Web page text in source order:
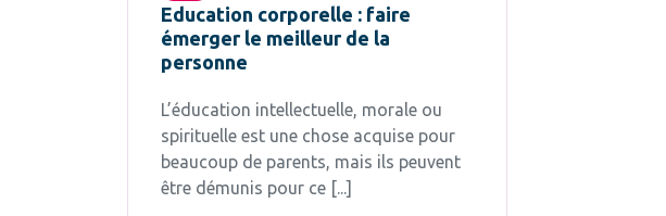
Education corporelle : faire
émerger le meilleur de la
personne
L’éducation intellectuelle, morale ou
spirituelle est une chose acquise pour
beaucoup de parents, mais ils peuvent
être démunis pour ce [...]